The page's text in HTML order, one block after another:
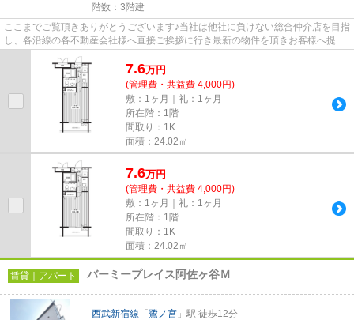
階数：3階建
ここまでご覧頂きありがとうございます♪当社は他社に負けない総合仲介店を目指
し、各沿線の各不動産会社様へ直接ご挨拶に行き最新の物件を頂きお客様へ提供
しております！最新の情報は...
7.6万円
(管理費・共益費 4,000円)
敷：1ヶ月｜礼：1ヶ月
所在階：1階
間取り：1K
面積：24.02㎡
7.6万円
(管理費・共益費 4,000円)
敷：1ヶ月｜礼：1ヶ月
所在階：1階
間取り：1K
面積：24.02㎡
賃貸｜アパート バーミープレイス阿佐ヶ谷Ｍ
西武新宿線 「 鷺ノ宮 」駅 徒歩12分